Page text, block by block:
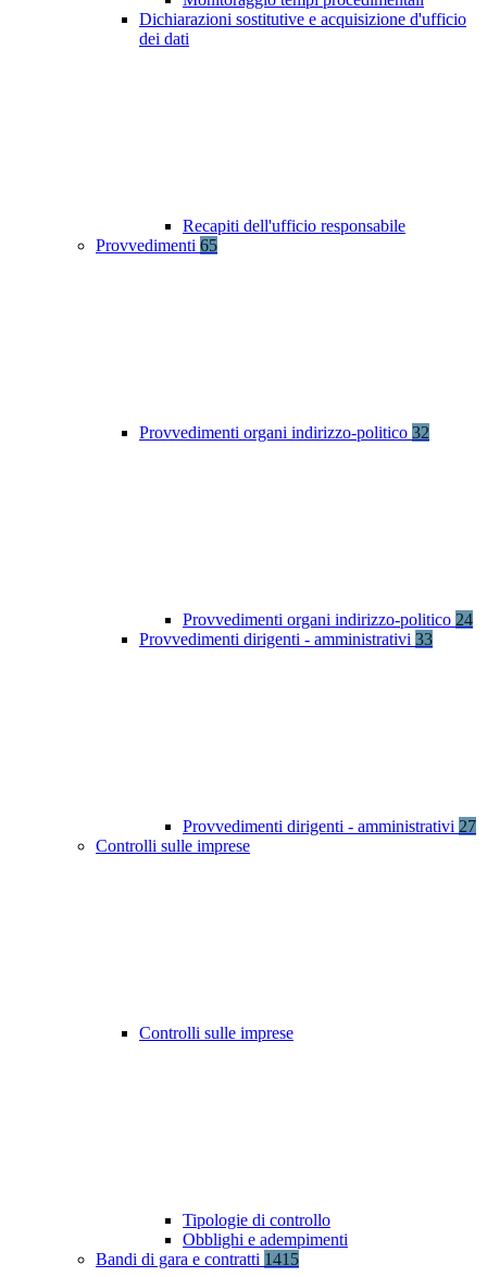
Dichiarazioni sostitutive e acquisizione d'ufficio
dei dati
Recapiti dell'ufficio responsabile
Provvedimenti 65
Provvedimenti organi indirizzo-politico 32
Provvedimenti organi indirizzo-politico 24
Provvedimenti dirigenti - amministrativi 33
Provvedimenti dirigenti - amministrativi 27
Controlli sulle imprese
Controlli sulle imprese
Tipologie di controllo
Obblighi e adempimenti
Bandi di gara e contratti 1415